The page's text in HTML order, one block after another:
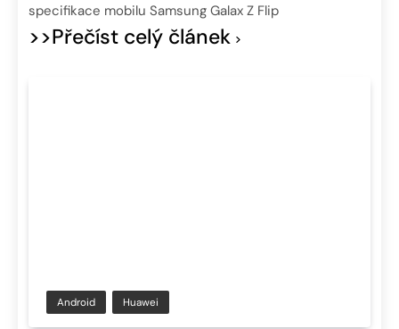
specifikace mobilu Samsung Galax Z Flip
>>Přečíst celý článek
Android Huawei